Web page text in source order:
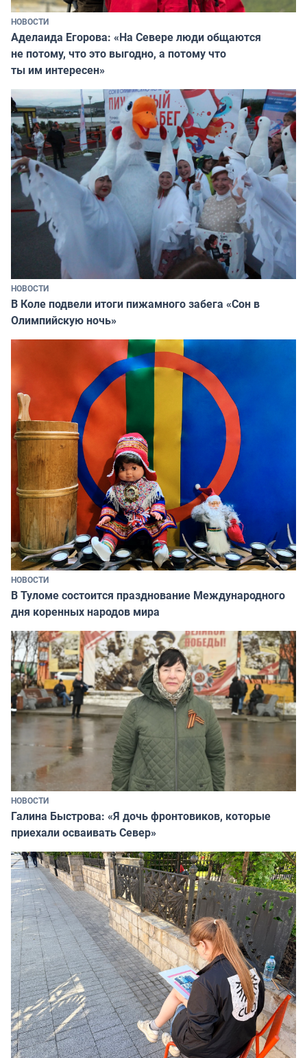
НОВОСТИ
Аделаида Егорова: «На Севере люди общаются
не потому, что это выгодно, а потому что
ты им интересен»
НОВОСТИ
В Коле подвели итоги пижамного забега «Сон в
Олимпийскую ночь»
НОВОСТИ
В Туломе состоится празднование Международного
дня коренных народов мира
НОВОСТИ
Галина Быстрова: «Я дочь фронтовиков, которые
приехали осваивать Север»